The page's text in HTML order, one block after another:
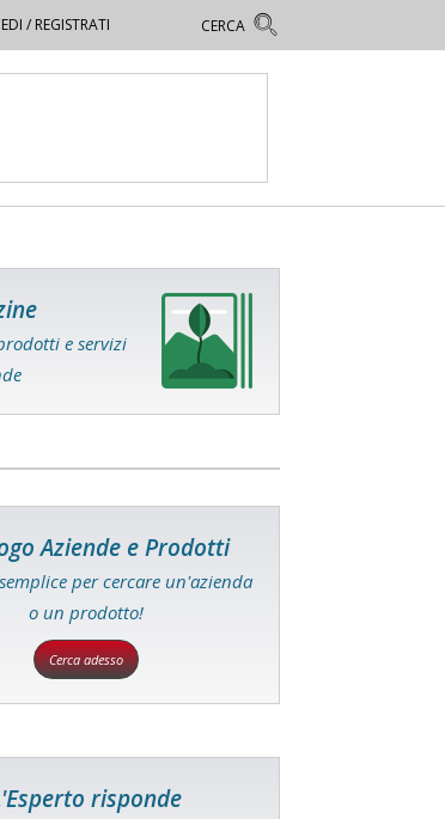
/ REGISTRATI
e servizi
Aziende e Prodotti
per cercare un'azienda
o un prodotto!
Cerca adesso
risponde